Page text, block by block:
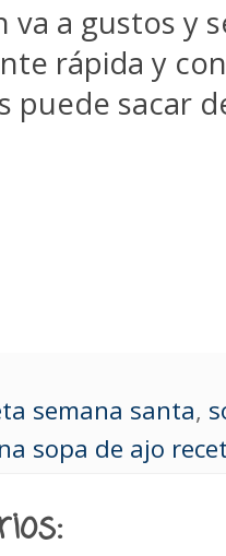
va a gustos y
rápida y
puede sacar
semana santa,
sopa de ajo